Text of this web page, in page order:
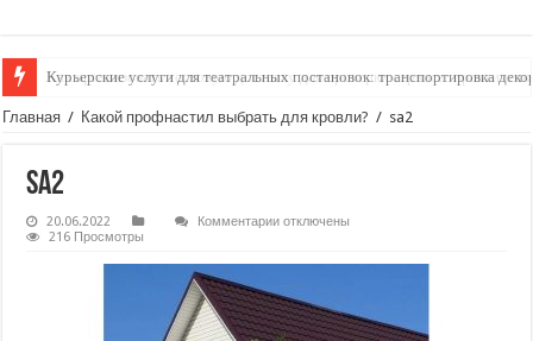
Курьерские услуги для театральных постановок: транспортировка
Как организовать тестовую доставку для проверки сервиса:
Главная / Какой профнастил выбрать для кровли? / sa2
sa2
20.06.2022 Комментариикотключены
216 Просмотры